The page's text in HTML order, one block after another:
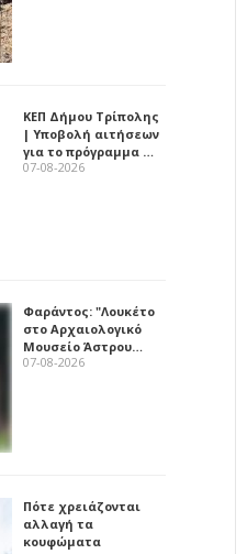
ΚΕΠ Δήμου Τρίπολης
| Υποβολή αιτήσεων
για το πρόγραμμα …
07-08-2026
Φαράντος: "Λουκέτο
στο Αρχαιολογικό
Μουσείο Άστρου…
07-08-2026
Πότε χρειάζονται
αλλαγή τα
κουφώματα